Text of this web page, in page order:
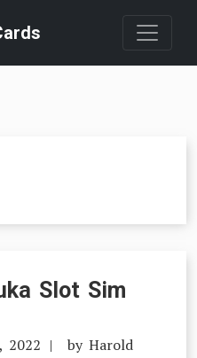
Slot Sim
2022 by Harold